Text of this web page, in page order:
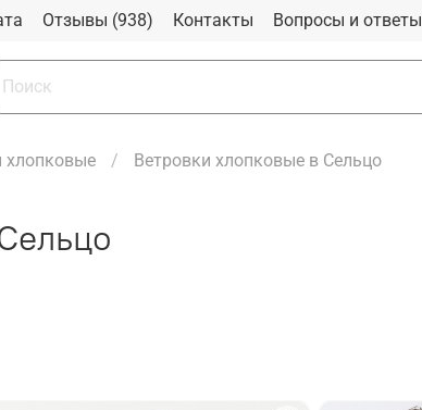
Отзывы (938) Контакты Вопросы и ответы
хлопковые Ветровки хлопковые в Сельцо